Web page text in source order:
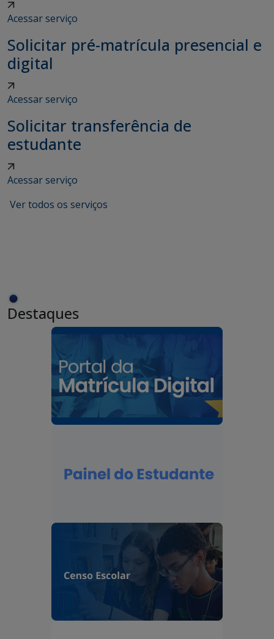
Acessar serviço
Solicitar pré-matrícula presencial e
digital
Acessar serviço
Solicitar transferência de
estudante
Acessar serviço
Ver todos os serviços
Destaques